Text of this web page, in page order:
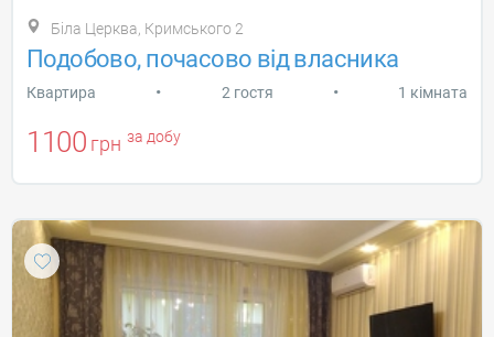
Біла Церква, Кримського 2
Подобово, почасово від власника
Квартира • 2 гостя • 1 кімната
1100 грн за добу